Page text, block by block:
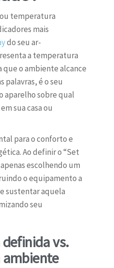
temperatura
mais
do seu ar-
a temperatura
que o ambiente alcance
palavras, é o seu
aparelho sobre qual
sua casa ou
para o conforto e
Ao definir o “Set
escolhendo um
o equipamento a
sustentar aquela
seu
vs.
ambiente